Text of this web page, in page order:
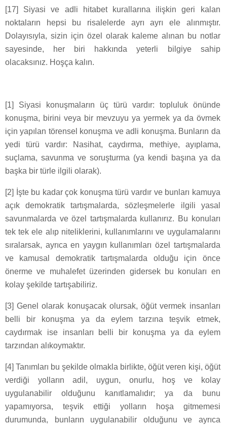
[17] Siyasi ve adli hitabet kurallarına ilişkin geri kalan
noktaların hepsi bu risalelerde ayrı ayrı ele alınmıştır.
Dolayısıyla, sizin için özel olarak kaleme alınan bu notlar
sayesinde, her biri hakkında yeterli bilgiye sahip
olacaksınız. Hoşça kalın.
[1] Siyasi konuşmaların üç türü vardır: topluluk önünde
konuşma, birini veya bir mevzuyu ya yermek ya da övmek
için yapılan törensel konuşma ve adli konuşma. Bunların da
yedi türü vardır: Nasihat, caydırma, methiye, ayıplama,
suçlama, savunma ve soruşturma (ya kendi başına ya da
başka bir türle ilgili olarak).
[2] İşte bu kadar çok konuşma türü vardır ve bunları kamuya
açık demokratik tartışmalarda, sözleşmelerle ilgili yasal
savunmalarda ve özel tartışmalarda kullanırız. Bu konuları
tek tek ele alıp niteliklerini, kullanımlarını ve uygulamalarını
sıralarsak, ayrıca en yaygın kullanımları özel tartışmalarda
ve kamusal demokratik tartışmalarda olduğu için önce
önerme ve muhalefet üzerinden gidersek bu konuları en
kolay şekilde tartışabiliriz.
[3] Genel olarak konuşacak olursak, öğüt vermek insanları
belli bir konuşma ya da eylem tarzına teşvik etmek,
caydırmak ise insanları belli bir konuşma ya da eylem
tarzından alıkoymaktır.
[4] Tanımları bu şekilde olmakla birlikte, öğüt veren kişi, öğüt
verdiği yolların adil, uygun, onurlu, hoş ve kolay
uygulanabilir olduğunu kanıtlamalıdır; ya da bunu
yapamıyorsa, teşvik ettiği yolların hoşa gitmemesi
durumunda, bunların uygulanabilir olduğunu ve ayrıca